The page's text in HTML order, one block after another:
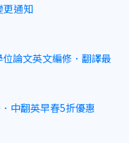
更通知
位論文英文編修．翻譯最
中翻英早春5折優惠